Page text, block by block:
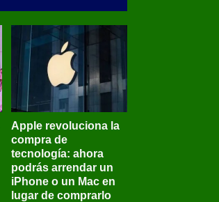
Apple revoluciona la
compra de
tecnología: ahora
podrás arrendar un
iPhone o un Mac en
lugar de comprarlo